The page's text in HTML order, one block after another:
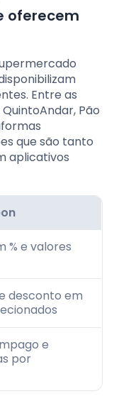
oferecem
Entre as
Pão
que são tanto
aplicativos
% e valores
desconto em
e
por